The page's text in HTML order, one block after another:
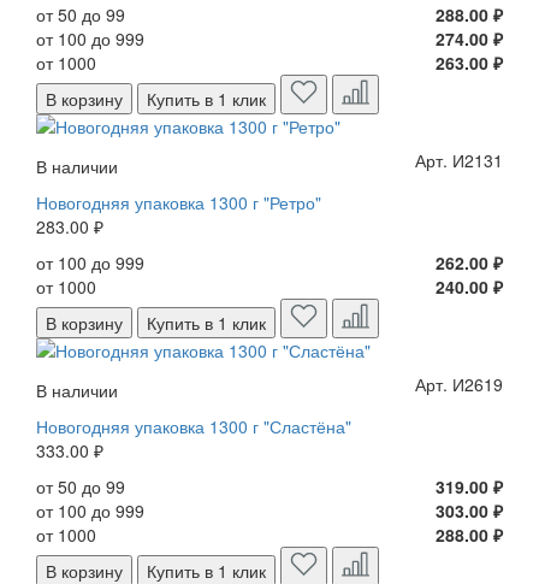
от 50 до 99
288.00 ₽
от 100 до 999
274.00 ₽
от 1000
263.00 ₽
В корзину
Купить в 1 клик
В наличии
Арт. И2131
Новогодняя упаковка 1300 г "Ретро"
283.00 ₽
от 100 до 999
262.00 ₽
от 1000
240.00 ₽
В корзину
Купить в 1 клик
В наличии
Арт. И2619
Новогодняя упаковка 1300 г "Сластёна"
333.00 ₽
от 50 до 99
319.00 ₽
от 100 до 999
303.00 ₽
от 1000
288.00 ₽
В корзину
Купить в 1 клик